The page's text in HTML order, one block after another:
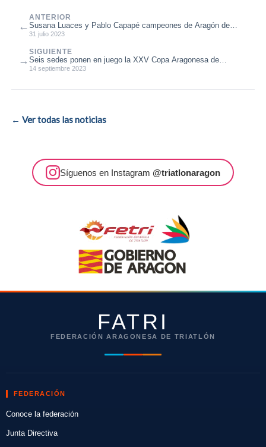
←
ANTERIOR
Susana Luaces y Pablo Capapé campeones de Aragón de
Triatlón Supersprint 2023
31 julio 2023
SIGUIENTE
Seis sedes ponen en juego la XXV Copa Aragonesa de
Duatlón Cros, Trofeo Bilstein...
14 septiembre 2023
→
← Ver todas las noticias
Síguenos en Instagram @triatlonaragon
FATRI
FEDERACIÓN ARAGONESA DE TRIATLÓN
FEDERACIÓN
Conoce la federación
Junta Directiva